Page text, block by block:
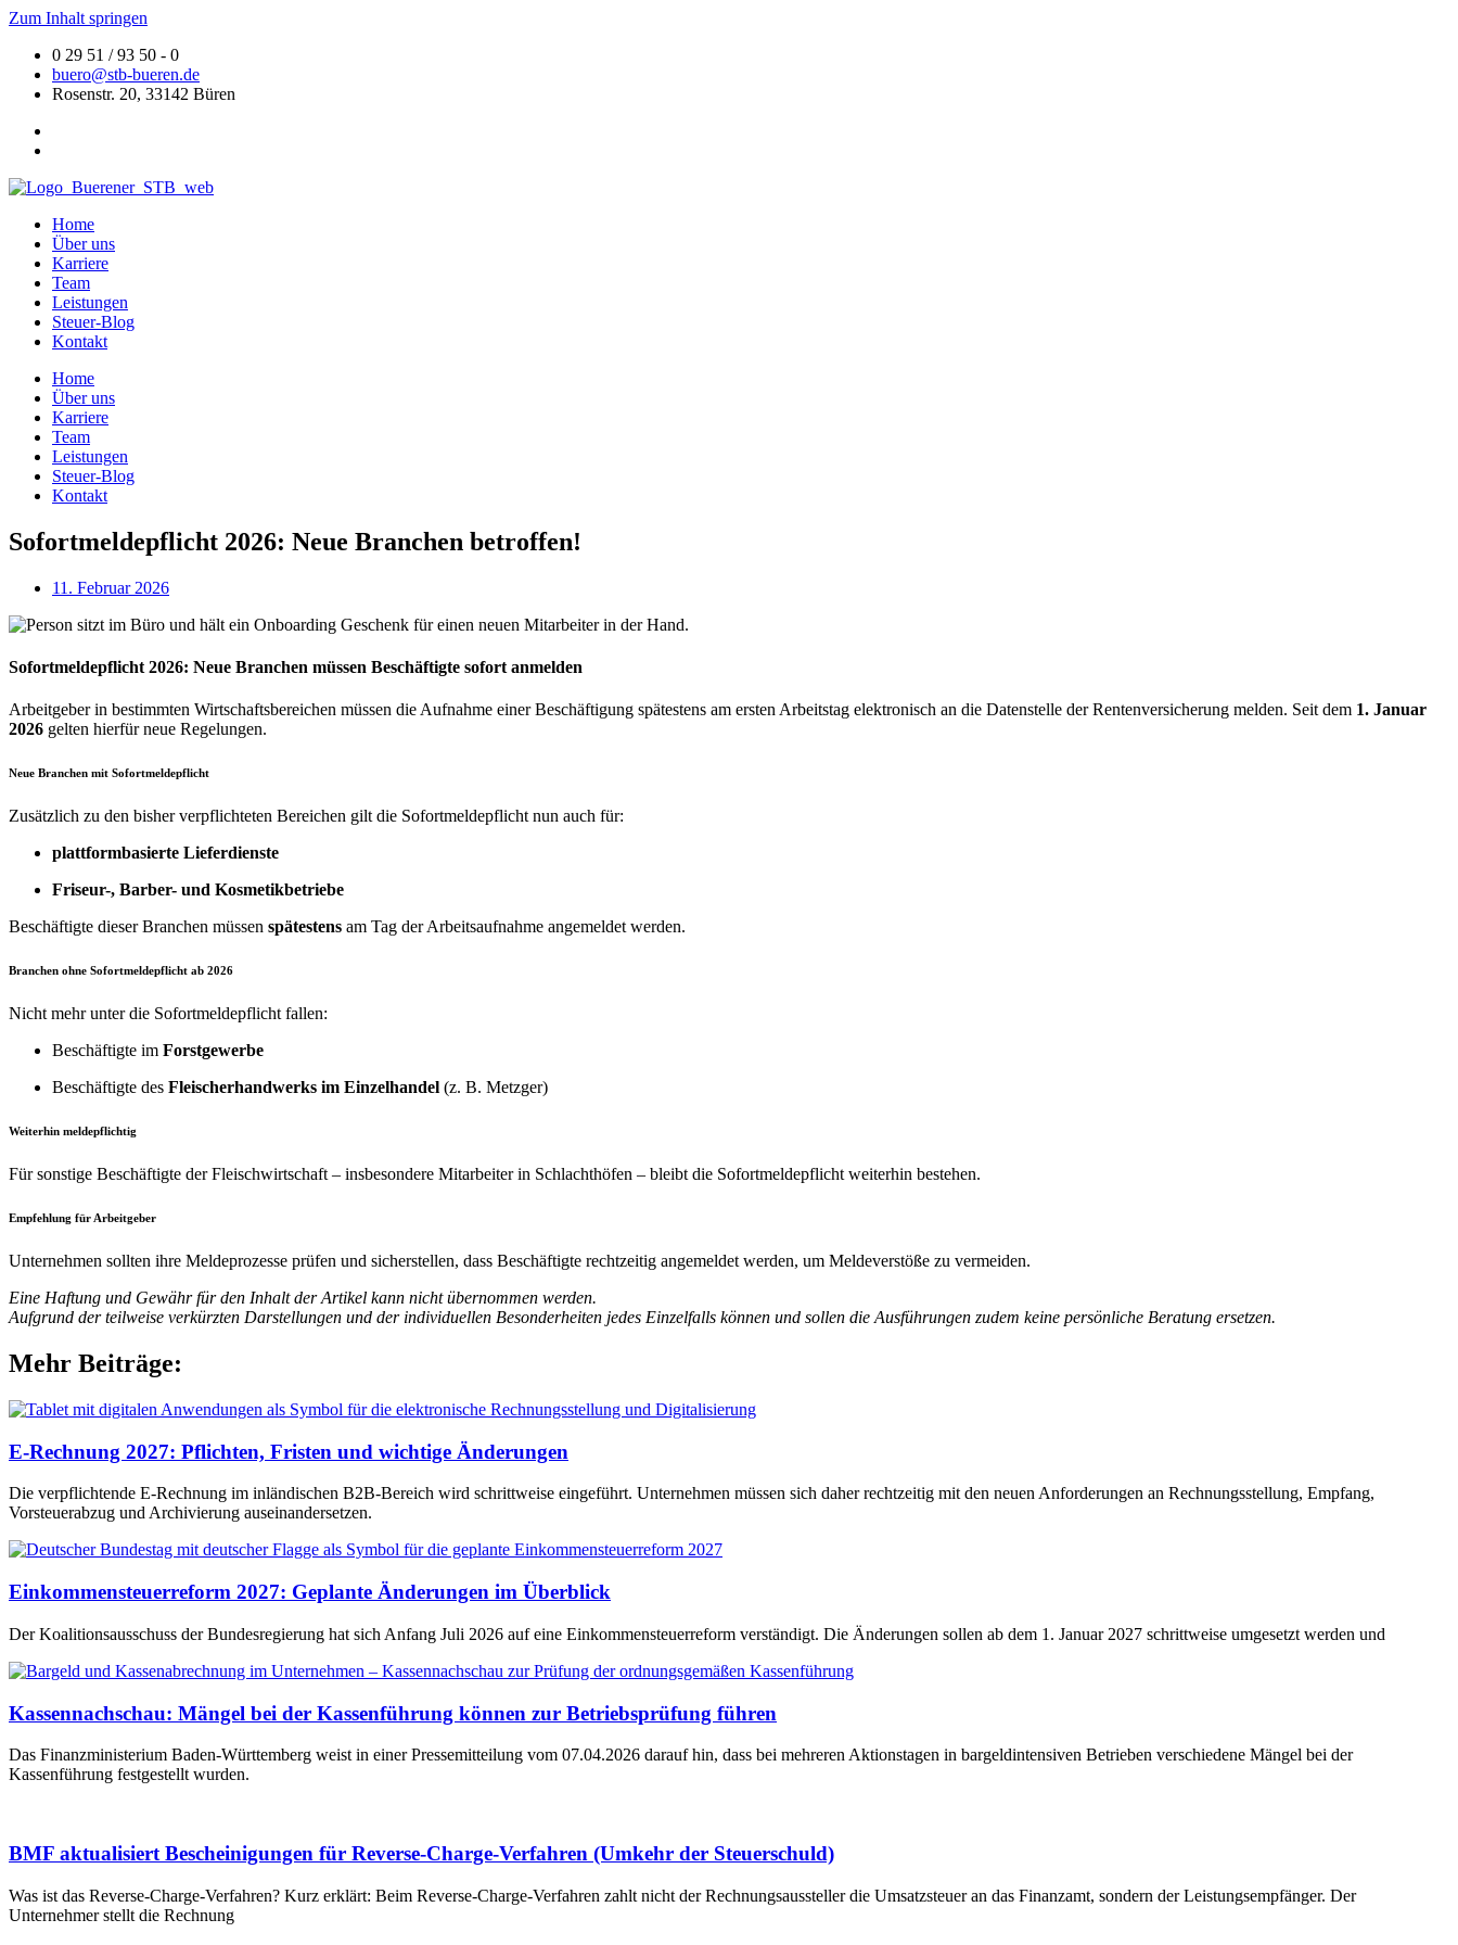
Zum Inhalt springen
0 29 51 / 93 50 - 0
buero@stb-bueren.de
Rosenstr. 20, 33142 Büren
Home
Über uns
Karriere
Team
Leistungen
Steuer-Blog
Kontakt
Home
Über uns
Karriere
Team
Leistungen
Steuer-Blog
Kontakt
Sofortmeldepflicht 2026: Neue Branchen betroffen!
11. Februar 2026
Sofortmeldepflicht 2026: Neue Branchen müssen Beschäftigte sofort anmelden
Arbeitgeber in bestimmten Wirtschaftsbereichen müssen die Aufnahme einer Beschäftigung spätestens am ersten Arbeitstag elektronisch an die Datenstelle der Rentenversicherung melden. Seit dem 1. Januar
2026 gelten hierfür neue Regelungen.
Neue Branchen mit Sofortmeldepflicht
Zusätzlich zu den bisher verpflichteten Bereichen gilt die Sofortmeldepflicht nun auch für:
plattformbasierte Lieferdienste
Friseur-, Barber- und Kosmetikbetriebe
Beschäftigte dieser Branchen müssen spätestens am Tag der Arbeitsaufnahme angemeldet werden.
Branchen ohne Sofortmeldepflicht ab 2026
Nicht mehr unter die Sofortmeldepflicht fallen:
Beschäftigte im Forstgewerbe
Beschäftigte des Fleischerhandwerks im Einzelhandel (z. B. Metzger)
Weiterhin meldepflichtig
Für sonstige Beschäftigte der Fleischwirtschaft – insbesondere Mitarbeiter in Schlachthöfen – bleibt die Sofortmeldepflicht weiterhin bestehen.
Empfehlung für Arbeitgeber
Unternehmen sollten ihre Meldeprozesse prüfen und sicherstellen, dass Beschäftigte rechtzeitig angemeldet werden, um Meldeverstöße zu vermeiden.
Eine Haftung und Gewähr für den Inhalt der Artikel kann nicht übernommen werden.
Aufgrund der teilweise verkürzten Darstellungen und der individuellen Besonderheiten jedes Einzelfalls können und sollen die Ausführungen zudem keine persönliche Beratung ersetzen.
Mehr Beiträge:
E-Rechnung 2027: Pflichten, Fristen und wichtige Änderungen
Die verpflichtende E-Rechnung im inländischen B2B-Bereich wird schrittweise eingeführt. Unternehmen müssen sich daher rechtzeitig mit den neuen Anforderungen an Rechnungsstellung, Empfang,
Vorsteuerabzug und Archivierung auseinandersetzen.
Einkommensteuerreform 2027: Geplante Änderungen im Überblick
Der Koalitionsausschuss der Bundesregierung hat sich Anfang Juli 2026 auf eine Einkommensteuerreform verständigt. Die Änderungen sollen ab dem 1. Januar 2027 schrittweise umgesetzt werden und
Kassennachschau: Mängel bei der Kassenführung können zur Betriebsprüfung führen
Das Finanzministerium Baden-Württemberg weist in einer Pressemitteilung vom 07.04.2026 darauf hin, dass bei mehreren Aktionstagen in bargeldintensiven Betrieben verschiedene Mängel bei der
Kassenführung festgestellt wurden.
BMF aktualisiert Bescheinigungen für Reverse-Charge-Verfahren (Umkehr der Steuerschuld)
Was ist das Reverse-Charge-Verfahren? Kurz erklärt: Beim Reverse-Charge-Verfahren zahlt nicht der Rechnungsaussteller die Umsatzsteuer an das Finanzamt, sondern der Leistungsempfänger. Der
Unternehmer stellt die Rechnung